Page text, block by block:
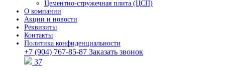
Цементно-стружечная плита (ЦСП)
О компании
Акции и новости
Реквизиты
Контакты
Политика конфиденциальности
+7 (904) 767-85-87 Заказать звонок
37